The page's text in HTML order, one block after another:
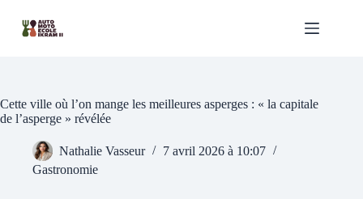
contenu
Cette ville où l’on mange les meilleures asperges : « la capitale
de l’asperge » révélée
Nathalie Vasseur
7 avril 2026 à 10:07
Gastronomie